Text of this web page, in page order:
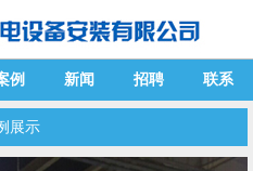
例 新闻 招聘 联系
展示